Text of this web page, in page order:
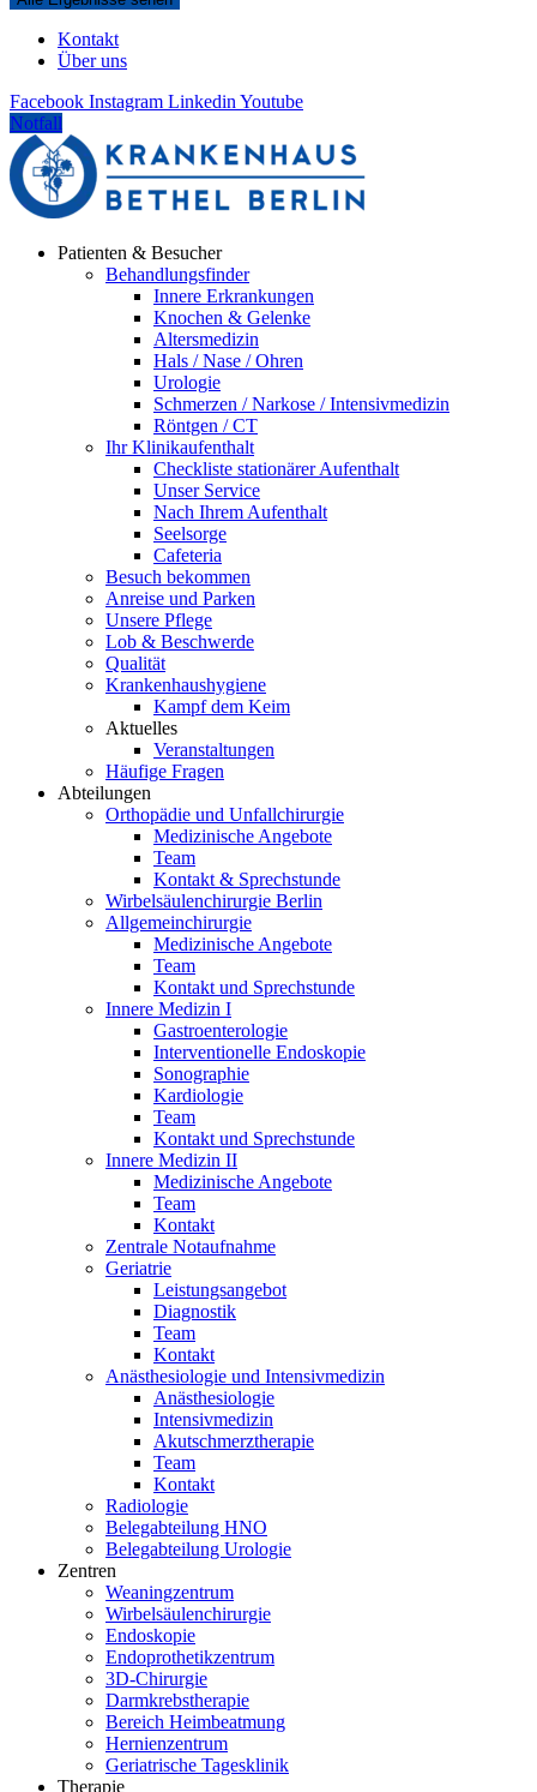
Kontakt
Über uns
Facebook Instagram Linkedin Youtube
Notfall
Patienten & Besucher
Behandlungsfinder
Innere Erkrankungen
Knochen & Gelenke
Altersmedizin
Hals / Nase / Ohren
Urologie
Schmerzen / Narkose / Intensivmedizin
Röntgen / CT
Ihr Klinikaufenthalt
Checkliste stationärer Aufenthalt
Unser Service
Nach Ihrem Aufenthalt
Seelsorge
Cafeteria
Besuch bekommen
Anreise und Parken
Unsere Pflege
Lob & Beschwerde
Qualität
Krankenhaushygiene
Kampf dem Keim
Aktuelles
Veranstaltungen
Häufige Fragen
Abteilungen
Orthopädie und Unfallchirurgie
Medizinische Angebote
Team
Kontakt & Sprechstunde
Wirbelsäulenchirurgie Berlin
Allgemeinchirurgie
Medizinische Angebote
Team
Kontakt und Sprechstunde
Innere Medizin I
Gastroenterologie
Interventionelle Endoskopie
Sonographie
Kardiologie
Team
Kontakt und Sprechstunde
Innere Medizin II
Medizinische Angebote
Team
Kontakt
Zentrale Notaufnahme
Geriatrie
Leistungsangebot
Diagnostik
Team
Kontakt
Anästhesiologie und Intensivmedizin
Anästhesiologie
Intensivmedizin
Akutschmerztherapie
Team
Kontakt
Radiologie
Belegabteilung HNO
Belegabteilung Urologie
Zentren
Weaningzentrum
Wirbelsäulenchirurgie
Endoskopie
Endoprothetikzentrum
3D-Chirurgie
Darmkrebstherapie
Bereich Heimbeatmung
Hernienzentrum
Geriatrische Tagesklinik
Therapie